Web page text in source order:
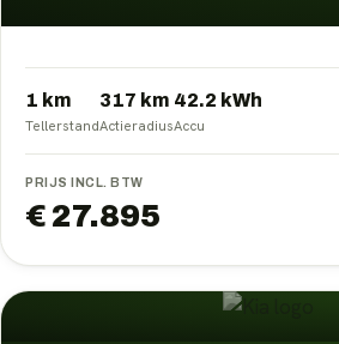
1 km
Tellerstand
317 km
Actieradius
42.2 kWh
Accu
PRIJS INCL. BTW
€ 27.895